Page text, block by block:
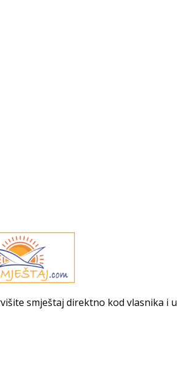
smještaj direktno kod vlasnika i